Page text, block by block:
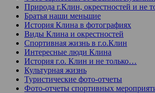
Природа г.Клин, окрестностей и не
Братья наши меньшие
История Клина в фотографиях
Виды Клина и окрестностей
Спортивная жизнь в г.о.Клин
Интересные люди Клина
История г.о. Клин и не только…
Культурная жизнь
Туристические фото-отчеты
Фото-отчеты спортивных